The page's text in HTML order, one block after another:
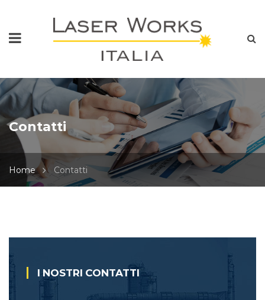
Contatti
Home Contatti
I NOSTRI CONTATTI